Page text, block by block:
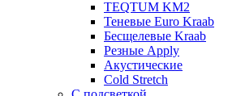
TEQTUM KM2
Теневые Euro Kraab
Бесщелевые Kraab
Резные Apply
Акустические
Cold Stretch